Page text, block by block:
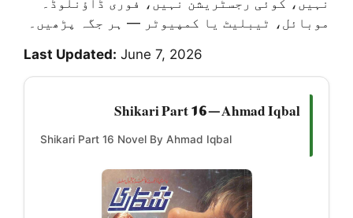
موبائل، ٹیبلیٹ یا کمپیوٹر — ہر جگہ پڑھیں۔
Last Updated: June 7, 2026
Shikari Part 16 — Ahmad Iqbal
Shikari Part 16 Novel By Ahmad Iqbal